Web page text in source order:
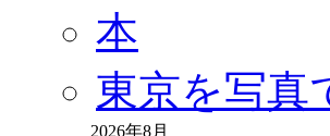
本
東京を写真
2026年8月